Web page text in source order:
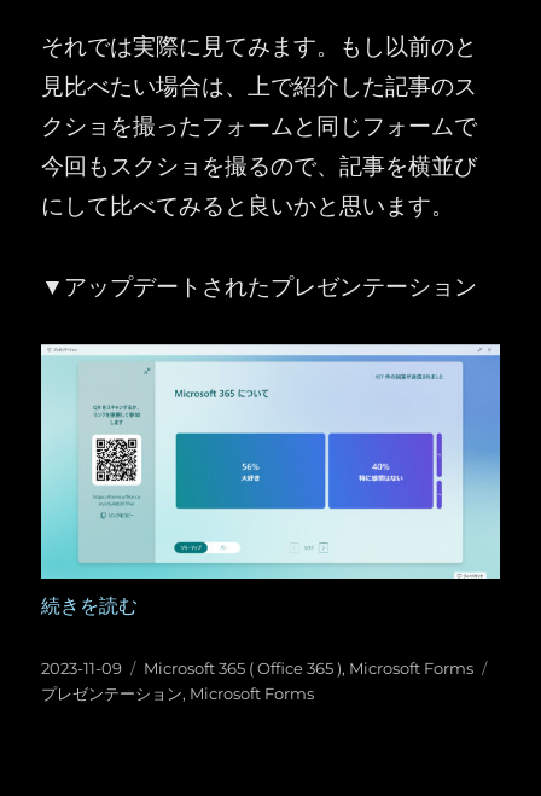
それでは実際に見てみます。もし以前のと
見比べたい場合は、上で紹介した記事のス
クショを撮ったフォームと同じフォームで
今回もスクショを撮るので、記事を横並び
にして比べてみると良いかと思います。
▼アップデートされたプレゼンテーション
“Microsoft Forms ：「プレゼンテーション」が進化してい
続きを読む
投
稿
2023-11-09
カ
テ
Microsoft 365 ( Office 365 ), Microsoft Forms
プレゼンテーション, Microsoft Forms